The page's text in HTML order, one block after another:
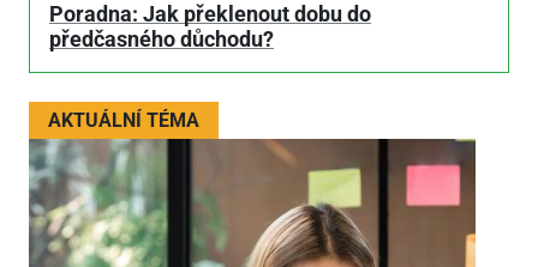
Poradna: Jak překlenout dobu do
předčasného důchodu?
AKTUÁLNÍ TÉMA